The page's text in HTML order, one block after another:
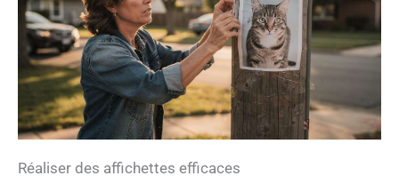
Réaliser des affichettes efficaces